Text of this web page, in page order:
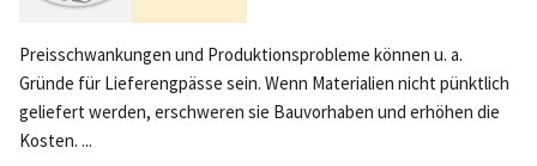
Preisschwankungen und Produktionsprobleme können u. a.
Gründe für Lieferengpässe sein. Wenn Materialien nicht pünktlich
geliefert werden, erschweren sie Bauvorhaben und erhöhen die
Kosten. ...